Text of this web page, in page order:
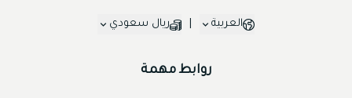
روابط مهمة
العربية ريال سعودي